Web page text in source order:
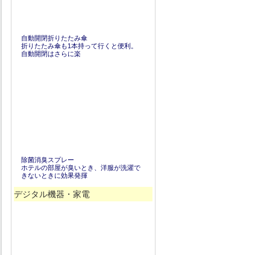
自動開閉折りたたみ傘
折りたたみ傘も1本持って行くと便利。
自動開閉はさらに楽
除菌消臭スプレー
ホテルの部屋が臭いとき、洋服が洗濯で
きないときに効果発揮
デジタル機器・家電